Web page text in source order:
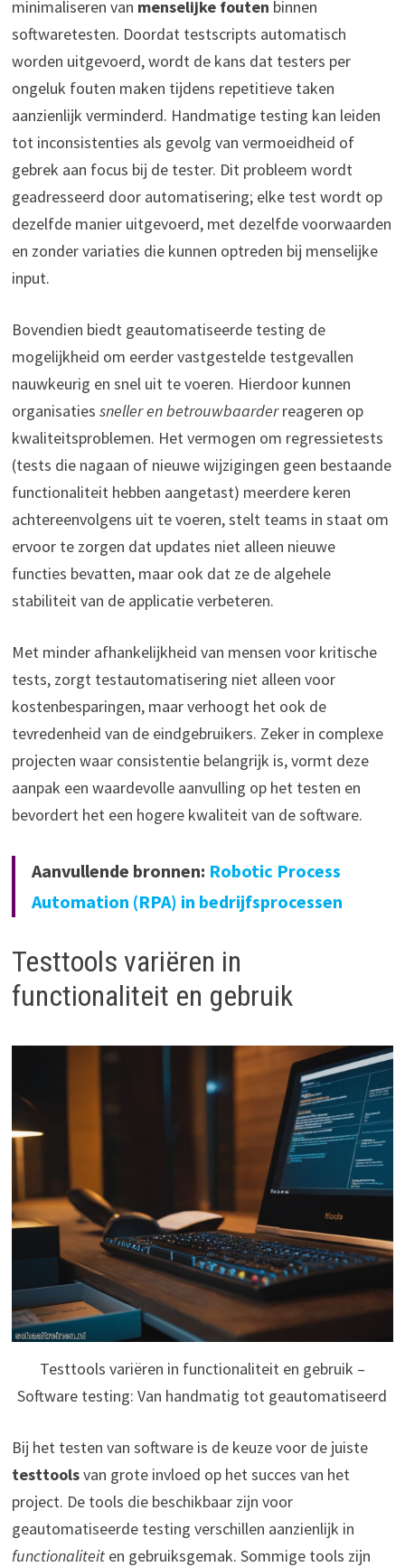
minimaliseren van menselijke fouten binnen
softwaretesten. Doordat testscripts automatisch
worden uitgevoerd, wordt de kans dat testers per
ongeluk fouten maken tijdens repetitieve taken
aanzienlijk verminderd. Handmatige testing kan leiden
tot inconsistenties als gevolg van vermoeidheid of
gebrek aan focus bij de tester. Dit probleem wordt
geadresseerd door automatisering; elke test wordt op
dezelfde manier uitgevoerd, met dezelfde voorwaarden
en zonder variaties die kunnen optreden bij menselijke
input.
Bovendien biedt geautomatiseerde testing de
mogelijkheid om eerder vastgestelde testgevallen
nauwkeurig en snel uit te voeren. Hierdoor kunnen
organisaties sneller en betrouwbaarderreageren op
kwaliteitsproblemen. Het vermogen om regressietests
(tests die nagaan of nieuwe wijzigingen geen bestaande
functionaliteit hebben aangetast) meerdere keren
achtereenvolgens uit te voeren, stelt teams in staat om
ervoor te zorgen dat updates niet alleen nieuwe
functies bevatten, maar ook dat ze de algehele
stabiliteit van de applicatie verbeteren.
Met minder afhankelijkheid van mensen voor kritische
tests, zorgt testautomatisering niet alleen voor
kostenbesparingen, maar verhoogt het ook de
tevredenheid van de eindgebruikers. Zeker in complexe
projecten waar consistentie belangrijk is, vormt deze
aanpak een waardevolle aanvulling op het testen en
bevordert het een hogere kwaliteit van de software.
Aanvullende bronnen: Robotic Process
Automation (RPA) in bedrijfsprocessen
Testtools variëren in
functionaliteit en gebruik
Testtools variëren in functionaliteit en gebruik –
Software testing: Van handmatig tot geautomatiseerd
Bij het testen van software is de keuze voor de juiste
testtoolsvan grote invloed op het succes van het
project. De tools die beschikbaar zijn voor
geautomatiseerde testing verschillen aanzienlijk in
functionaliteiten gebruiksgemak. Sommige tools zijn